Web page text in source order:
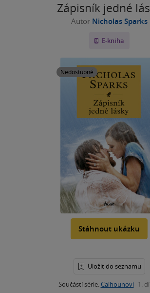
Zápisník jedné
Autor Nicholas Sparks
E-kniha
Nedostupné
Stáhnout ukázku
Uložit do seznamu
Součástí série: Calhounovi 1.